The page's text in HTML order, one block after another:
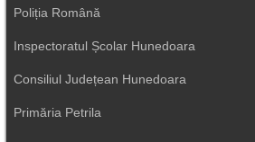
Poliția Română
Inspectoratul Școlar Hunedoara
Consiliul Județean Hunedoara
Primăria Petrila